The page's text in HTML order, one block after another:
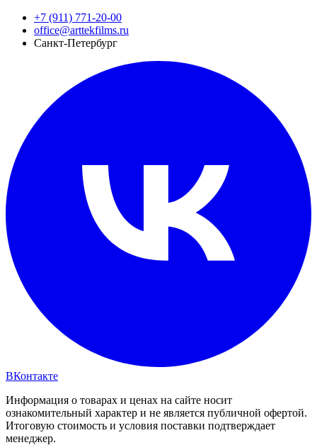
+7 (911) 771-20-00
office@arttekfilms.ru
Санкт-Петербург
ВКонтакте
Информация о товарах и ценах на сайте носит
ознакомительный характер и не является публичной офертой.
Итоговую стоимость и условия поставки подтверждает
менеджер.